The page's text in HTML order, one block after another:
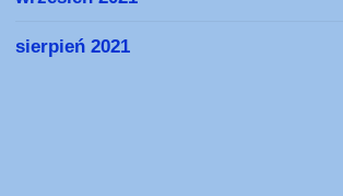
sierpień 2021